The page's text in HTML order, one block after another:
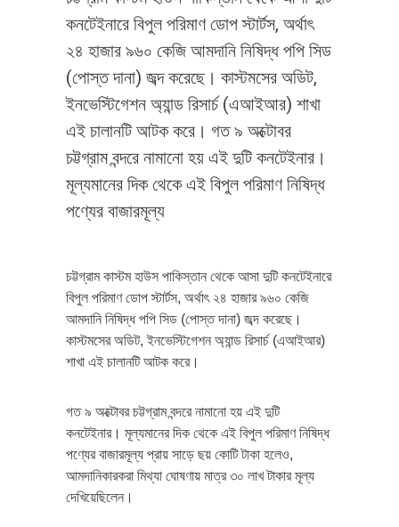
কনটেইনারে বিপুল পরিমাণ ডোপ স্টার্টস, অর্থাৎ
২৪ হাজার ৯৬০ কেজি আমদানি নিষিদ্ধ পপি সিড
(পোস্ত দানা) জব্দ করেছে। কাস্টমসের অডিট,
ইনভেস্টিগেশন অ্যান্ড রিসার্চ (এআইআর) শাখা
এই চালানটি আটক করে। গত ৯ অক্টোবর
চট্টগ্রাম বন্দরে নামানো হয় এই দুটি কনটেইনার।
মূল্যমানের দিক থেকে এই বিপুল পরিমাণ নিষিদ্ধ
পণ্যের বাজারমূল্য
চট্টগ্রাম কাস্টম হাউস পাকিস্তান থেকে আসা দুটি কনটেইনারে
বিপুল পরিমাণ ডোপ স্টার্টস, অর্থাৎ ২৪ হাজার ৯৬০ কেজি
আমদানি নিষিদ্ধ পপি সিড (পোস্ত দানা) জব্দ করেছে।
কাস্টমসের অডিট, ইনভেস্টিগেশন অ্যান্ড রিসার্চ (এআইআর)
শাখা এই চালানটি আটক করে।
গত ৯ অক্টোবর চট্টগ্রাম বন্দরে নামানো হয় এই দুটি
কনটেইনার। মূল্যমানের দিক থেকে এই বিপুল পরিমাণ নিষিদ্ধ
পণ্যের বাজারমূল্য প্রায় সাড়ে ছয় কোটি টাকা হলেও,
আমদানিকারকরা মিথ্যা ঘোষণায় মাত্র ৩০ লাখ টাকার মূল্য
দেখিয়েছিলেন।